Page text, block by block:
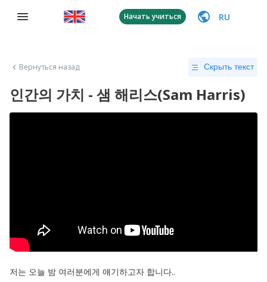
Начать учиться RU
Вернуться назад Скрыть текст
인간의 가치 - 샘 해리스(Sam Harris)
저는 오늘 밤 여러분에게 얘기하고자 합니다..